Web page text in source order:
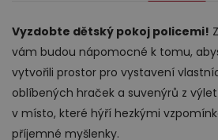
Sedací
Vyzdobte dětský pokoj policemi!
vám budou nápomocné k tomu,
vytvořili prostor pro vystavení
oblíbených hraček a suvenýrů z
v místo, které hýří hezkými
příjemné myšlenky.